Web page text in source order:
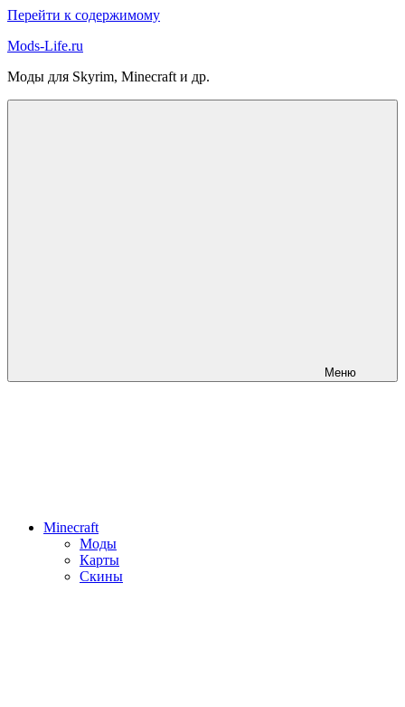
Перейти к содержимому
Mods-Life.ru
Моды для Skyrim, Minecraft и др.
Меню
Minecraft
Моды
Карты
Скины